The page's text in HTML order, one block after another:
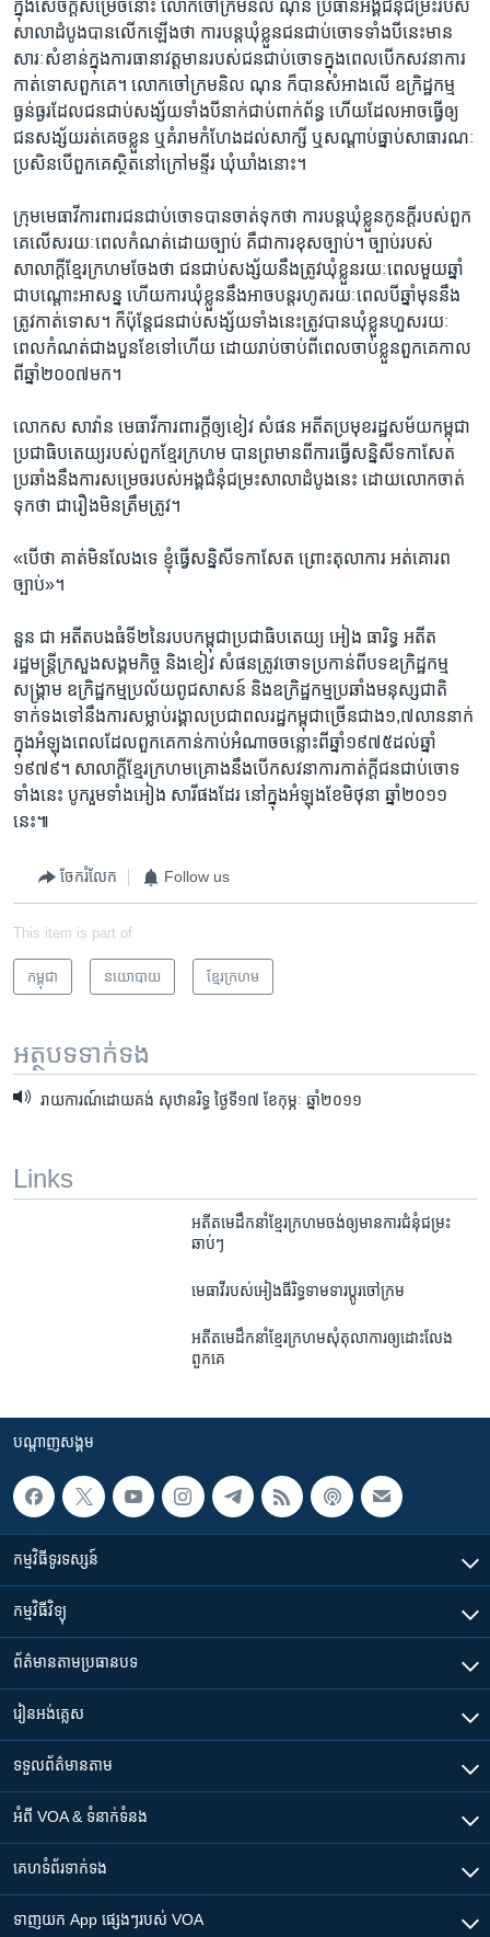
ក្នុង​សេចក្ដី​សម្រេច​នោះ​ ​លោក​ចៅក្រម​និល ណុន​ ​ប្រធាន​អង្គ​ជំនុំ​ជម្រះ​របស់​
សាលា​ដំបូង​បាន​លើក​ឡើង​ថា​ ​ការ​បន្ដ​ឃុំ​ខ្លួន​ជន​ជាប់ចោទ​ទាំង​បី​នេះ​មាន​
សារៈ​សំខាន់​ក្នុង​ការ​ធានា​វត្តមាន​របស់​ជន​ជាប់​ចោទ​ក្នុង​ពេល​បើក​សវនាការ​
កាត់ទោស​ពួក​គេ។​ លោក​ចៅក្រម​និល ណុន​ ​ក៏​បាន​សំអាង​លើ​ ឧក្រិដ្ឋ​កម្ម​
ធ្ងន់ធ្ងរ​ដែល​ជន​ជាប់​សង្ស័យ​ទាំងបី​នាក់​ជាប់​ពាក់ព័ន្ធ​ ​ហើយ​ដែល​អាច​ធ្វើ​ឲ្យ​
ជន​សង្ស័យ​រត់​គេច​ខ្លួន​ ​ឬ​គំរាម​កំហែង​ដល់​សាក្សី​ ​ឬ​សណ្ដាប់ធ្នាប់​សាធារណៈ​
​ប្រសិន​បើ​ពួក​គេ​ស្ថិត​នៅ​ក្រៅ​មន្ទីរ​ ឃុំឃាំង​នោះ។
ក្រុម​មេធាវី​ការពារ​ជន​ជាប់ចោទ​បាន​ចាត់​ទុក​ថា​ ​ការ​បន្ដ​ឃុំ​ខ្លួន​កូនក្ដី​របស់​ពួក​
គេ​លើស​រយៈ​ពេល​កំណត់​ដោយ​ច្បាប់​ ​គឺជា​ការ​ខុស​ច្បាប់។​ ច្បាប់​របស់​
សាលាក្ដី​ខ្មែរ​ក្រហម​ចែង​ថា​ ​ជន​ជាប់​សង្ស័យ​នឹង​ត្រូវ​ឃុំខ្លួន​រយៈ​ពេល​មួយ​ឆ្នាំ​
ជា​បណ្ដោះ​អាសន្ន​ ​ហើយ​ការ​ឃុំ​ខ្លួន​នឹង​អាច​បន្ដ​រហូត​រយៈ​ពេល​បី​ឆ្នាំ​មុន​នឹង​
ត្រូវ​កាត់ទោស។ ​ក៏​ប៉ុន្ដែ​ជន​ជាប់​សង្ស័យ​ទាំងនេះ​ត្រូវ​បាន​ឃុំ​ខ្លួន​ហួស​រយៈ​
ពេល​កំណត់​ជាង​បួន​ខែ​ទៅ​ហើយ​ ​ដោយ​រាប់ចាប់​ពី​ពេល​ចាប់​ខ្លួន​ពួកគេ​កាល​
ពី​ឆ្នាំ​២០០៧​មក។
លោក​ស សាវ៉ាន​ ​មេធាវី​ការពារក្ដី​ឲ្យ​ខៀវ សំផន​ ​អតីត​ប្រមុខ​រដ្ឋ​សម័យ​កម្ពុជា​
ប្រជា​ធិបតេយ្យ​របស់​ពួក​ខ្មែរក្រហម​ ​បាន​ព្រមាន​ពីការ​ធ្វើ​សន្និសីទ​កាសែត​
ប្រឆាំង​នឹង​ការ​សម្រេច​របស់​អង្គ​ជំនុំ​ជម្រះ​សាលា​ដំបូង​នេះ​ ​ដោយ​លោក​ចាត់
ទុក​ថា​ ​ជា​រឿង​មិន​ត្រឹមត្រូវ។
«បើ​ថា​ ​គាត់​មិនលែង​ទេ​ ​ខ្ញុំ​ធ្វើ​សន្និសីទ​កាសែត​ ​ព្រោះ​តុលាការ​ អត់​គោរព​
ច្បាប់»។
នួន ជា​ ​អតីត​បងធំ​ទី២​នៃ​របប​កម្ពុជា​ប្រជា​ធិបតេយ្យ​ ​អៀង ធារិទ្ធ​ ​អតីត​
រដ្ឋមន្ដ្រី​ក្រសួង​សង្គមកិច្ច​ ​និង​ខៀវ សំផនត្រូវ​ចោទ​ប្រកាន់​ពីបទ​ឧក្រិដ្ឋ​កម្ម​
សង្រ្គាម​ ​ឧក្រិដ្ឋ​កម្ម​ប្រល័យ​ពូជ​សាសន៍​ ​និង​ឧក្រិដ្ឋ​កម្ម​ប្រឆាំង​មនុស្ស​ជាតិ​ ​
ទាក់​ទង​ទៅ​នឹង​ការ​សម្លាប់​រង្គាល​ប្រជា​ពលរដ្ឋ​កម្ពុជា​ច្រើន​ជាង​១,៧​លាន​នាក់​
ក្នុង​អំឡុង​ពេល​ដែល​ពួក​គេ​កាន់កាប់​អំណាច​ចន្លោះ​ពី​ឆ្នាំ​១៩៧៥​ដល់​ឆ្នាំ​
១៩៧៩។ ​សាលាក្ដី​ខ្មែរ​ក្រហម​គ្រោងនឹង​បើក​សវនាការ​កាត់ក្ដី​ជន​ជាប់ចោទ​
ទាំងនេះ​ ​បូករួម​ទាំង​អៀង​ សារី​ផង​ដែរ​ ​នៅ​ក្នុង​អំឡុង​ខែ​មិថុនា​ ​ឆ្នាំ​២០១១​
នេះ៕
ចែករំលែក Follow us
This item is part of
កម្ពុជា នយោបាយ ខ្មែរ​ក្រហម
អត្ថបទ​ទាក់ទង
រាយការណ៍ដោយគង់ សុឋានរិទ្ធ ថ្ងៃទី១៧ ខែកុម្ភៈ ឆ្នាំ២០១១
Links
អតីត​មេ​ដឹកនាំ​ខ្មែរក្រហម​ចង់​ឲ្យ​​មាន​ការ​ជំនុំជម្រះ​
ឆាប់ៗ
មេធាវី​របស់​​អៀង​ធីរិទ្ធ​​ទាមទារ​ប្តូរ​ចៅក្រម
អតីត​មេដឹកនាំ​ខ្មែរ​ក្រហម​សុំ​តុលាការ​ឲ្យដោះលែង​
ពួកគេ
បណ្តាញ​សង្គម
កម្មវិធី​ទូរទស្សន៍
កម្មវិធី​វិទ្យុ
ព័ត៌មាន​តាមប្រធានបទ​
រៀន​​អង់គ្លេស
ទទួល​ព័ត៌មាន​តាម
អំពី​ VOA & ទំនាក់ទំនង
គេហទំព័រ​​ទាក់ទង
ទាញយក​ App ផ្សេងៗ​របស់​ VOA